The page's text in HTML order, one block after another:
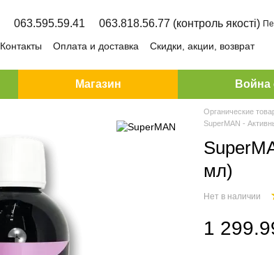
063.595.59.41 063.818.56.77 (контроль якості)
Контакты Оплата и доставка Скидки, акции, возврат
Магазин Война
Органические
SuperMAN -
мл)
Нет в наличии
1